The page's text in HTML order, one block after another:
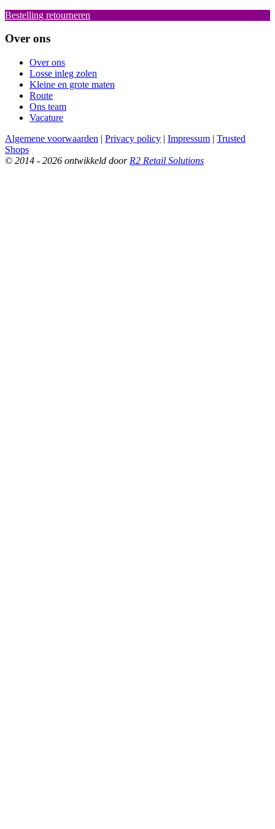
Bestelling retourneren
Over ons
Over ons
Losse inleg zolen
Kleine en grote maten
Route
Ons team
Vacature
Algemene voorwaarden | Privacy policy | Impressum | Trusted
Shops
© 2014 - 2026 ontwikkeld door R2 Retail Solutions